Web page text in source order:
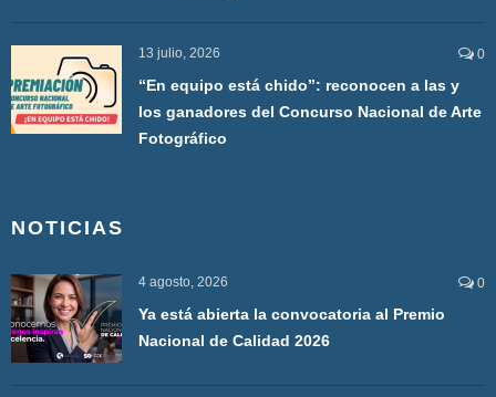
13 julio, 2026 0
“En equipo está chido”: reconocen a las y
los ganadores del Concurso Nacional de Arte
Fotográfico
NOTICIAS
4 agosto, 2026 0
Ya está abierta la convocatoria al Premio
Nacional de Calidad 2026